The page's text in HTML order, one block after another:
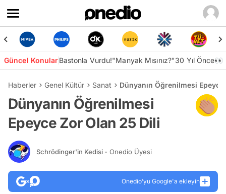
Güncel KonularBastonla Vurdu!"Manyak Mısınız?"30 Yıl Önce👀
Haberler Genel Kültür Sanat Dünyanın Öğrenilmesi
Dünyanın Öğrenilmesi
Epeyce Zor Olan 25 Dili
Schrödinger'in Kedisi - Onedio Üyesi
Onedio’yu Google'a ekleyin